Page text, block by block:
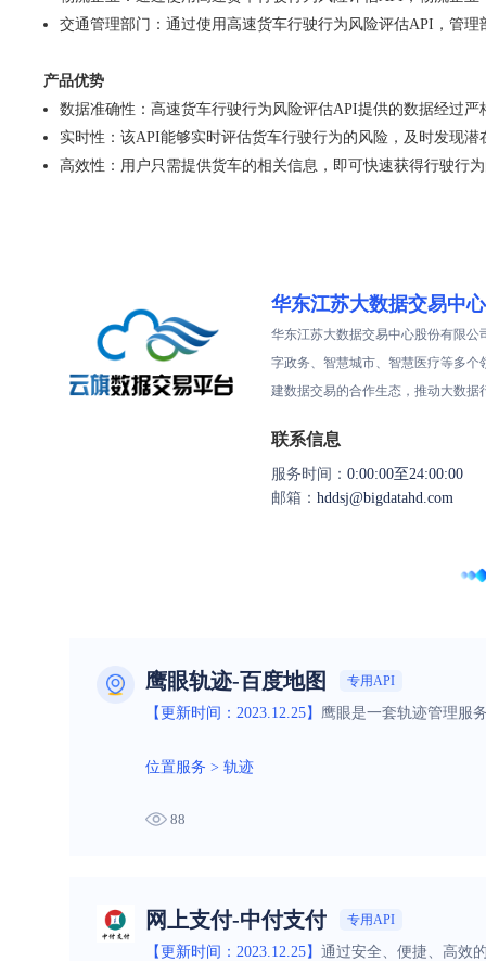
交通管理部门：通过使用高速货车行驶行为风险评估API，管
产品优势
数据准确性：高速货车行驶行为风险评估API提供的数据经过
实时性：该API能够实时评估货车行驶行为的风险，及时发现潜
高效性：用户只需提供货车的相关信息，即可快速获得行驶行
华东江苏大数据交易中
华东江苏大数据交易中心股份有限
字政务、智慧城市、智慧医疗等多
建数据交易的合作生态，推动大数据
联系信息
服务时间： 0:00:00至24:00:00
邮箱： hddsj@bigdatahd.com
鹰眼轨迹-百度地图 专用API
【更新时间：2023.12.25】 鹰眼是一套轨迹管理服
位置服务 > 轨迹
88
网上支付-中付支付 专用API
【更新时间：2023.12.25】 通过安全、便捷、高效